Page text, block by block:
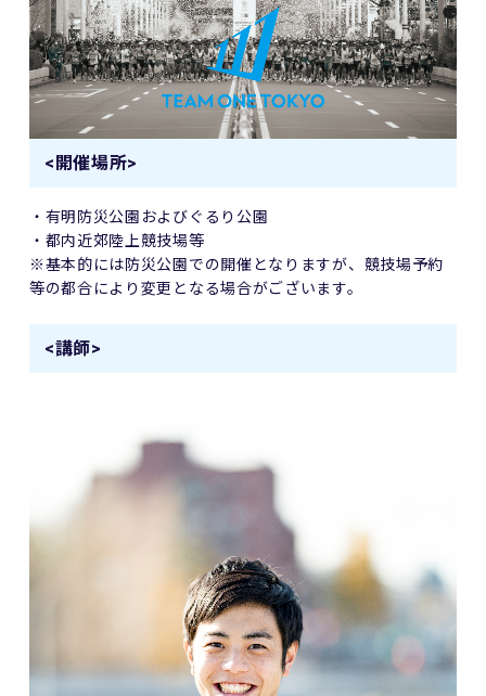
<開催場所>
・有明防災公園およびぐるり公園
・都内近郊陸上競技場等
※基本的には防災公園での開催となりますが、競技場予約
等の都合により変更となる場合がございます。
<講師>